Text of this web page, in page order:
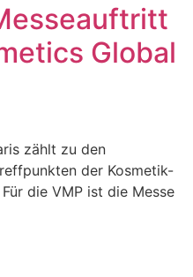
Global
zählt zu den
der Kosmetik-
die VMP ist die Messe